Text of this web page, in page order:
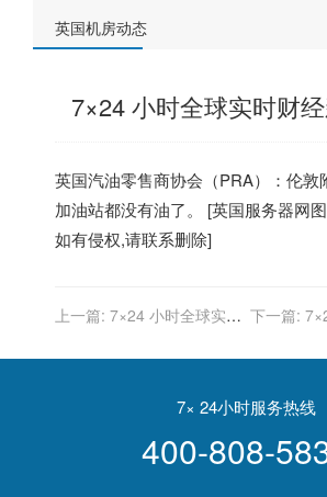
英国机房动态
7×24 小时全球实时财
英国汽油零售商协会（PRA）：伦敦
加油站都没有油了。 [英国服务器网
如有侵权,请联系删除]
上一篇: 7×24 小时全球实时 下一篇:
7× 24小时服务热线
400-808-